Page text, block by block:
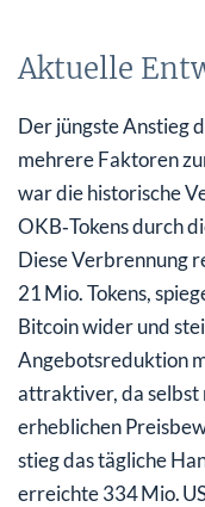
Aktuelle
Der jüngste Anstieg
mehrere Faktoren
war die historische
OKB‑Tokens durch
Diese Verbrennung
21 Mio. Tokens,
Bitcoin wider und
Angebotsreduktion
attraktiver, da selbst
erheblichen
stieg das tägliche
erreichte 334 Mio.